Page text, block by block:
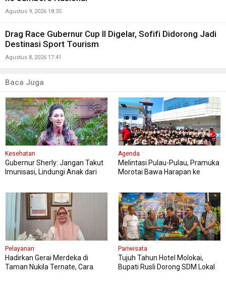
Agustus 9, 2026 18:35
Drag Race Gubernur Cup II Digelar, Sofifi Didorong Jadi
Destinasi Sport Tourism
Agustus 8, 2026 17:41
Baca Juga
Kesehatan
Gubernur Sherly: Jangan Takut
Imunisasi, Lindungi Anak dari
Agenda
Melintasi Pulau-Pulau, Pramuka
Morotai Bawa Harapan ke
Pelayanan
Hadirkan Gerai Merdeka di
Taman Nukila Ternate, Cara
Pariwisata
Tujuh Tahun Hotel Molokai,
Bupati Rusli Dorong SDM Lokal